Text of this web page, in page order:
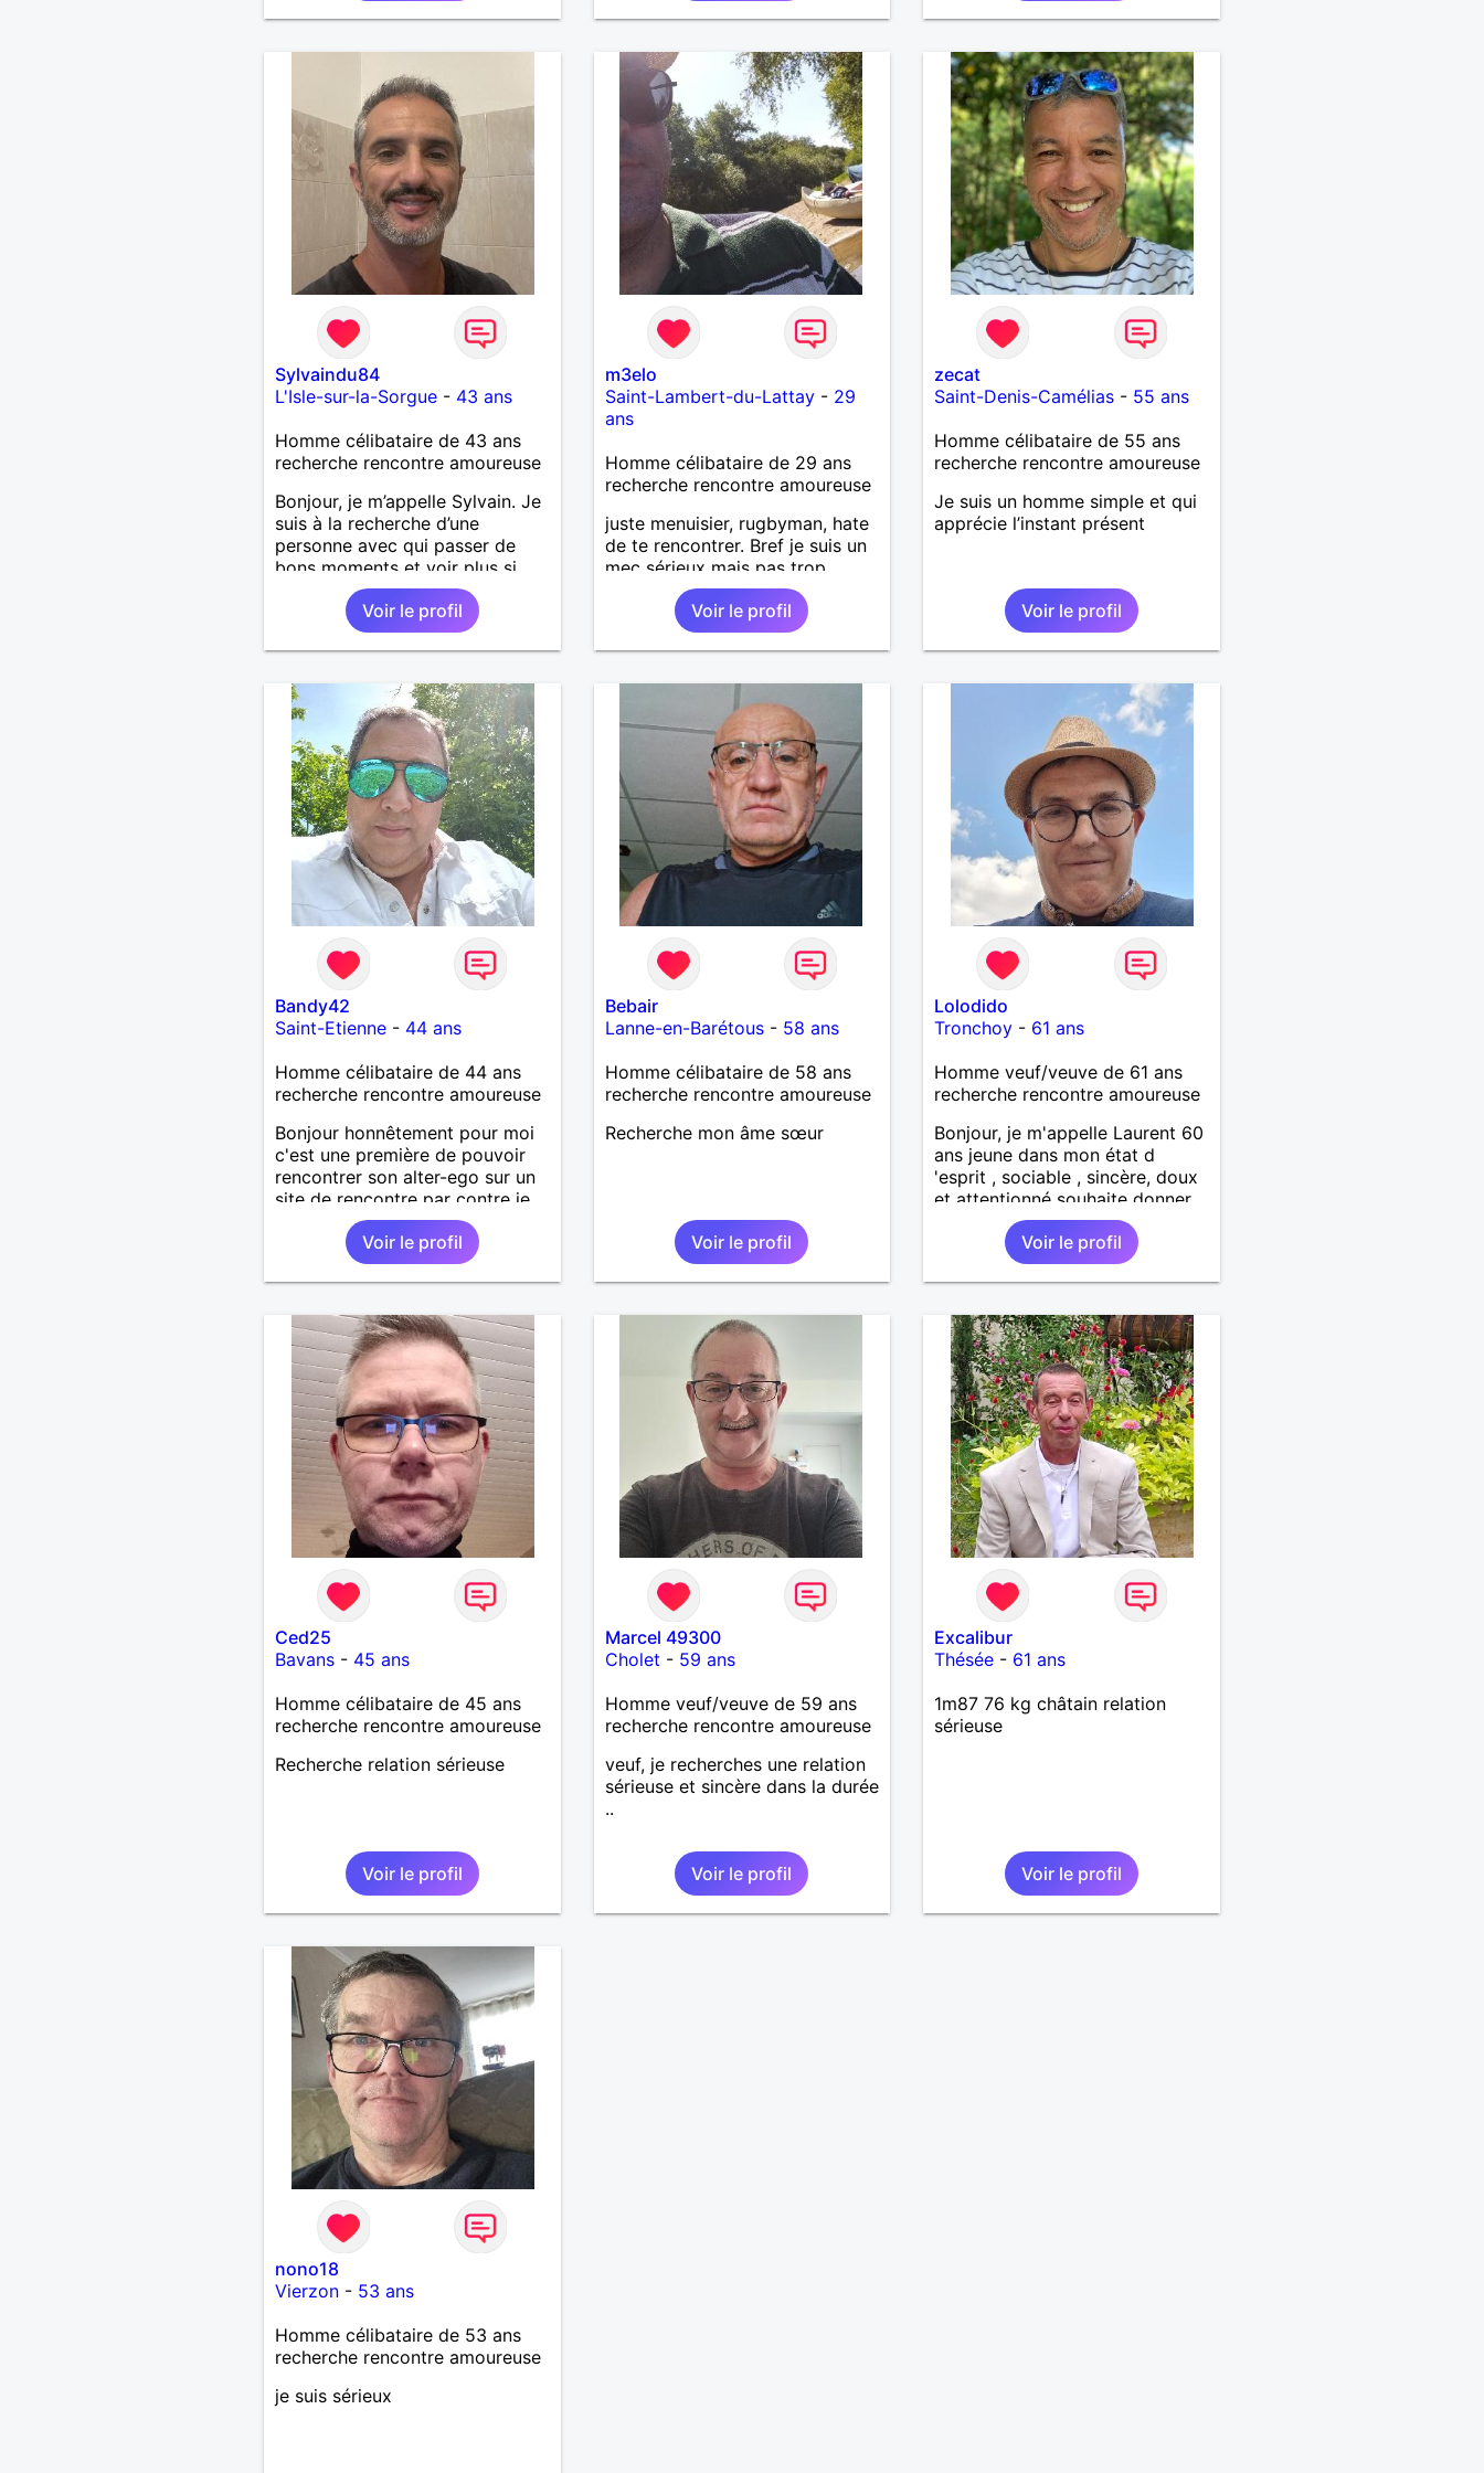
ravi….A très bientôt je l’espère.
Sylvaindu84
L'Isle-sur-la-Sorgue- 43 ans
Homme célibataire de 43 ans
recherche rencontre amoureuse
Bonjour, je m’appelle Sylvain. Je
suis à la recherche d’une
personne avec qui passer de
bons moments et voir plus si
nous nous correspondons.
J’aime la nature, les voyages et
aussi faire la fête de temps en
temps ;-)Je suis papa d’un petit
m’occupe en garde alternée.
J’aime à peu près tous les styles
de musique. (Oui je suis pas trop
fan de Jul). Je fais du sport
pour garder la forme et plutôt
agréable à regarder. (Enfin je le
pense en tout cas 😂)
Voir le profil
m3elo
Saint-Lambert-du-Lattay- 29
ans
Homme célibataire de 29 ans
recherche rencontre amoureuse
juste menuisier, rugbyman, hate
de te rencontrer. Bref je suis un
mec sérieux mais pas trop,
bosseur, qui aime la convivialité
et la simplicité ! Recherche une
relation sérieuse.
Voir le profil
zecat
Saint-Denis-Camélias - 55 ans
Homme célibataire de 55 ans
recherche rencontre amoureuse
Je suis un homme simple et qui
apprécie l’instant présent
Voir le profil
Bandy42
Saint-Etienne- 44 ans
Homme célibataire de 44 ans
recherche rencontre amoureuse
Bonjour honnêtement pour moi
c'est une première de pouvoir
rencontrer son alter-ego sur un
site de rencontre par contre je
suis dinamique entreprenant
respectueux audacieuse
attentionné sincères et expressif
et j' aime surtout les câlins et à
amour bisous à+ à bientôt
Voir le profil
Bebair
Lanne-en-Barétous- 58 ans
Homme célibataire de 58 ans
recherche rencontre amoureuse
Recherche mon âme sœur
Voir le profil
Lolodido
Tronchoy - 61 ans
Homme veuf/veuve de 61 ans
recherche rencontre amoureuse
Bonjour, je m'appelle Laurent 60
ans jeune dans mon état d
'esprit , sociable , sincère, doux
et attentionné souhaite donner
de la tendresse , de l'amour et
beaucoup de bonheur a la
femme qui souhaitera partager
ma vie . Bientôt en retraite a la
contrainte. Digne de confiance à
la femme qui voudras m 'en
accorder en toute sincérité.
Pour le reste venez me
découvrir par un échange.
Voir le profil
Ced25
Bavans- 45 ans
Homme célibataire de 45 ans
recherche rencontre amoureuse
Recherche relation sérieuse
Voir le profil
Marcel 49300
Cholet - 59 ans
Homme veuf/veuve de 59 ans
recherche rencontre amoureuse
veuf, je recherches une relation
sérieuse et sincère dans la durée
..
Voir le profil
Excalibur
Thésée - 61 ans
1m87 76 kg châtain relation
sérieuse
Voir le profil
nono18
Vierzon- 53 ans
Homme célibataire de 53 ans
recherche rencontre amoureuse
je suis sérieux